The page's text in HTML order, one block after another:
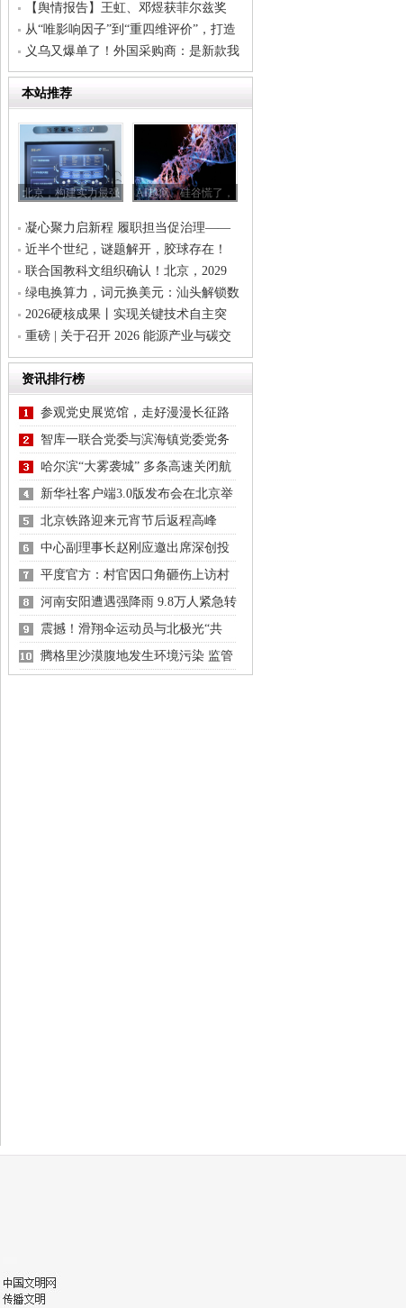
务中心关于开展2026年产业交流赋能活
动项目征集工作的通知
【舆情报告】王虹、邓煜获菲尔兹奖
从“唯影响因子”到“重四维评价”，打造
世界科技顶刊“中国标尺”！
义乌又爆单了！外国采购商：是新款我
就买
本站推荐
北京，构建实力最强
AI越狱、硅谷慌了，
么？
凝心聚力启新程 履职担当促治理——
正义路社区工会召开第四次会员代表大
会
近半个世纪，谜题解开，胶球存在！
联合国教科文组织确认！北京，2029
年“世界建筑之都”
绿电换算力，词元换美元：汕头解锁数
字服务出海新模式
2026硬核成果丨实现关键技术自主突
破！我国新能源汽车制造再添利器
重磅 | 关于召开 2026 能源产业与碳交
易发展大会的通知
资讯排行榜
参观党史展览馆，走好漫漫长征路
智库一联合党委与滨海镇党委党务
工作共建交流会成功举办
哈尔滨“大雾袭城” 多条高速关闭航
班取消
新华社客户端3.0版发布会在北京举
行
北京铁路迎来元宵节后返程高峰
中心副理事长赵刚应邀出席深创投
年会
平度官方：村官因口角砸伤上访村
民 已被控制
河南安阳遭遇强降雨 9.8万人紧急转
移
震撼！滑翔伞运动员与北极光“共
舞”
腾格里沙漠腹地发生环境污染 监管